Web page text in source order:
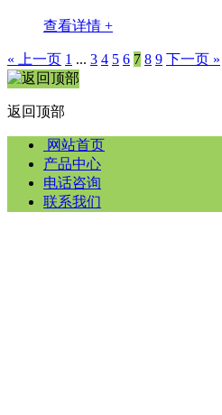
查看详情 +
« 上一页 1 ... 3 4 5 6 7 8 9 下一页 »
返回顶部
网站首页
产品中心
电话咨询
联系我们